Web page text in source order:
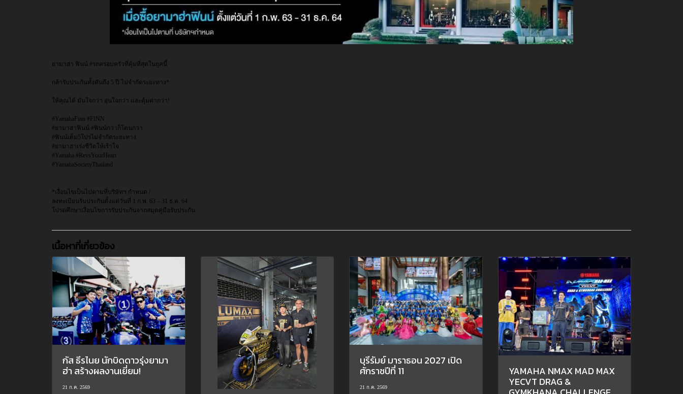
ยามาฮ่า ฟินน์ #รถครอบครัวที่คุ้มที่สุดในยุคนี้
กล้ารับประกันทั้งคันถึง 5 ปี ไม่จำกัดระยะทาง*
ให้คุณได้ มั่นใจกว่า อุ่นใจกว่า และคุ้มค่ากว่า!
#YamahaFinn #FINN
#ยามาฮ่าฟินน์ #ฟินน์กว่าก็โดนกว่า
#ฟินน์เต็ม5โปรไม่จำกัดระยะทาง
#ยามาฮ่าเร่งชีวิตให้เร้าใจ
#Yamaha #RevsYourHeart
#YamahaSocietyThailand
*เงื่อนไขเป็นไปตามที่บริษัทฯ กำหนด /
ลงทะเบียนรับประกันตั้งแต่วันที่ 1 ก.พ. 63 – 31 ธ.ค. 64
โปรดศึกษาเงื่อนไขการรับประกันจากสมุดคู่มือรับประกัน
เนื้อหาที่เกี่ยวข้อง
กัส ธีรไนย นักบิดดาวรุ่งยามา
ฮ่า สร้างผลงานเยี่ยม!
21 ก.ค. 2569
บุรีรัมย์ มาราธอน 2027 เปิด
ศักราชปีที่ 11
21 ก.ค. 2569
YAMAHA NMAX MAD MAX
YECVT DRAG &